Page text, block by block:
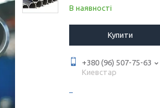
В наявності
Купити
+380 (96) 507-75-63
Киевстар